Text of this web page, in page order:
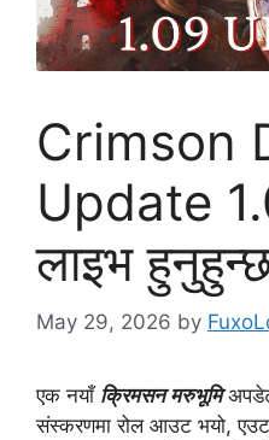
Crimson
Update
लाइभ
May 29, 2026 by
एक नयाँ क्रिमसन मरुभूमि
संस्करणमा रोल आउट भयो,